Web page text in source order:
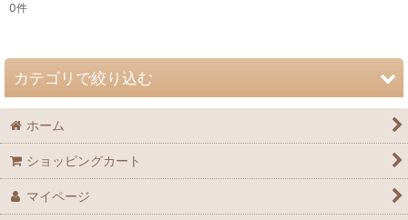
並び順 :
0件
カテゴリで絞り込む
自然史博物館友の会 会誌「Nature Study」 (全商品)
72巻（2026年）
71巻（2025年）
ホーム
ショッピングカート
マイページ